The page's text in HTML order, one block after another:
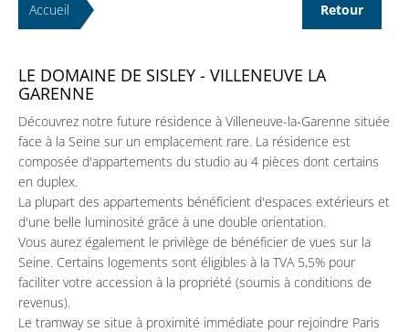
Accueil Retour
LE DOMAINE DE SISLEY - VILLENEUVE LA
GARENNE
Découvrez notre future résidence à Villeneuve-la-Garenne située
face à la Seine sur un emplacement rare. La résidence est
composée d'appartements du studio au 4 pièces dont certains
en duplex.
La plupart des appartements bénéficient d'espaces extérieurs et
d'une belle luminosité grâce à une double orientation.
Vous aurez également le privilège de bénéficier de vues sur la
Seine. Certains logements sont éligibles à la TVA 5,5% pour
faciliter votre accession à la propriété (soumis à conditions de
revenus).
Le tramway se situe à proximité immédiate pour rejoindre Paris